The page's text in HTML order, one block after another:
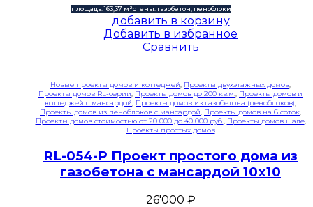
площадь: 163,37 м²стены: газобетон, пеноблоки
добавить в корзину
Добавить в избранное
Сравнить
Новые проекты домов и коттеджей, Проекты двухэтажных домов,
Проекты домов RL-серии, Проекты домов до 200 кв.м., Проекты домов и
коттеджей с мансардой, Проекты домов из газобетона (пеноблоков),
Проекты домов из пеноблоков с мансардой, Проекты домов на 6 соток,
Проекты домов стоимостью от 20 000 до 40 000 руб., Проекты домов шале,
Проекты простых домов
RL-054-P Проект простого дома из
газобетона с мансардой 10х10
26'000 ₽